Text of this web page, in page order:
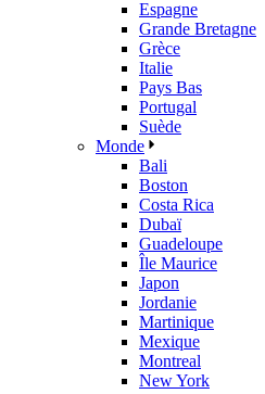
Espagne
Grande Bretagne
Grèce
Italie
Pays Bas
Portugal
Suède
Monde
Bali
Boston
Costa Rica
Dubaï
Guadeloupe
Île Maurice
Japon
Jordanie
Martinique
Mexique
Montreal
New York